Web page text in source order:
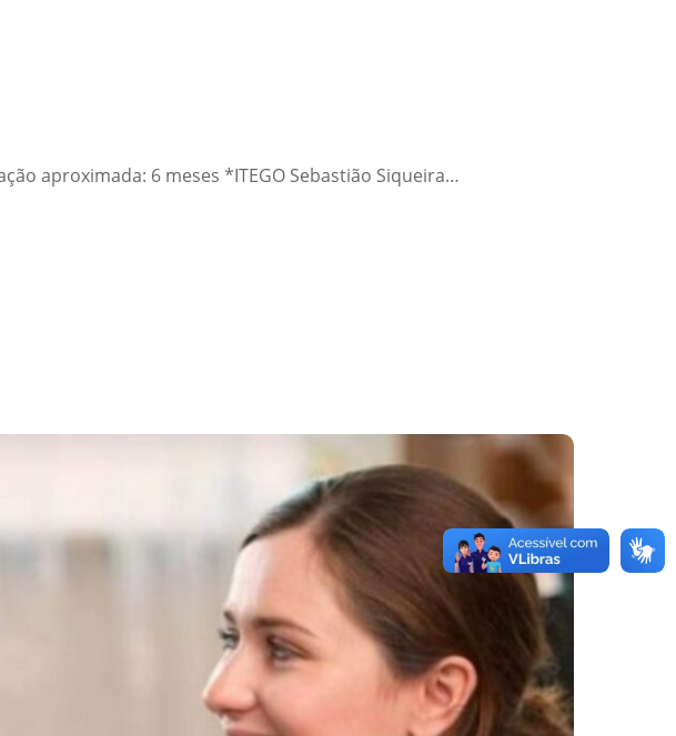
aproximada: 6 meses *ITEGO Sebastião Siqueira…